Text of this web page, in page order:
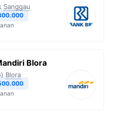
Sanggau
Blora
Blora